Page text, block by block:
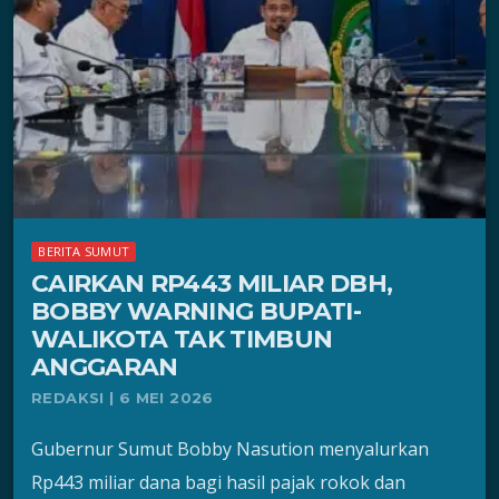
BERITA SUMUT
CAIRKAN RP443 MILIAR DBH,
BOBBY WARNING BUPATI-
WALIKOTA TAK TIMBUN
ANGGARAN
REDAKSI | 6 MEI 2026
Gubernur Sumut Bobby Nasution menyalurkan
Rp443 miliar dana bagi hasil pajak rokok dan